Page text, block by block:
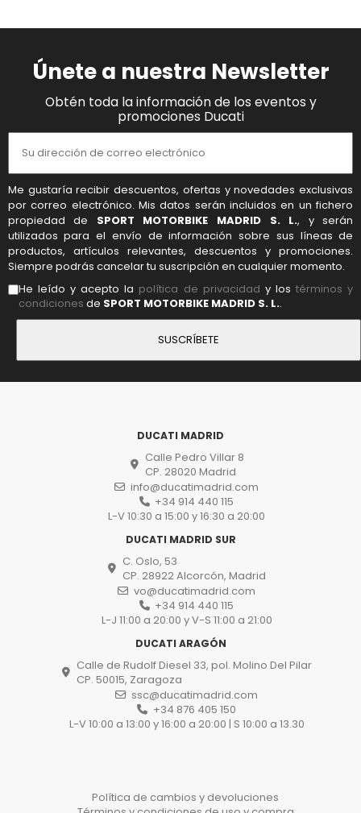
Únete a nuestra Newsletter
Obtén toda la información de los eventos y
promociones Ducati
Me gustaría recibir descuentos, ofertas y novedades exclusivas
por correo electrónico. Mis datos serán incluidos en un fichero
propiedad de SPORT MOTORBIKE MADRID S. L., y serán
utilizados para el envío de información sobre sus líneas de
productos, artículos relevantes, descuentos y promociones.
Siempre podrás cancelar tu suscripción en cualquier momento.
He leído y acepto la política de privacidad y lostérminos y
condiciones de SPORT MOTORBIKE MADRID S. L..
DUCATI MADRID
Calle Pedro Villar 8
CP. 28020 Madrid
info@ducatimadrid.com
+34 914 440 115
L-V 10:30 a 15:00 y 16:30 a 20:00
DUCATI MADRID SUR
C. Oslo, 53
CP. 28922 Alcorcón, Madrid
vo@ducatimadrid.com
+34 914 440 115
L-J 11:00 a 20:00 y V-S 11:00 a 21:00
DUCATI ARAGÓN
Calle de Rudolf Diesel 33, pol. Molino Del Pilar
CP. 50015, Zaragoza
ssc@ducatimadrid.com
+34 876 405 150
L-V 10:00 a 13:00 y 16:00 a 20:00 | S 10:00 a 13.30
Política de cambios y devoluciones